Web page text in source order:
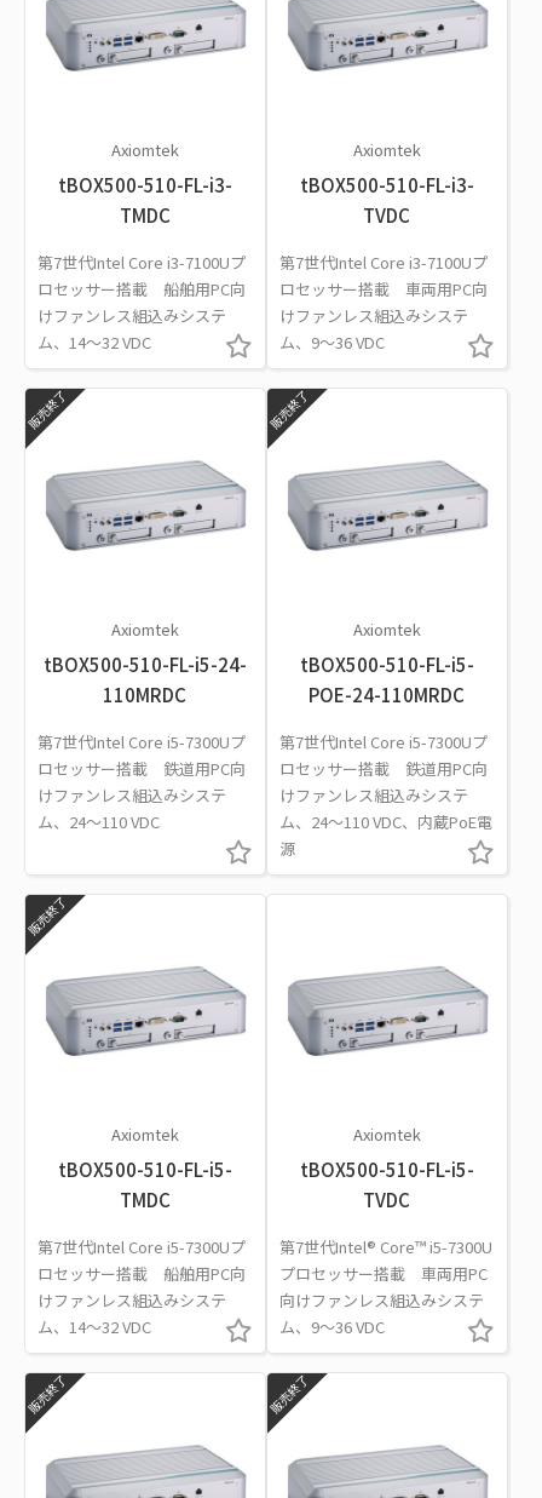
Axiomtek
tBOX500-510-FL-i3-
TMDC
第7世代Intel Core i3-7100Uプ
ロセッサー搭載 船舶用PC向
けファンレス組込みシステ
ム、14～32 VDC
Axiomtek
tBOX500-510-FL-i3-
TVDC
第7世代Intel Core i3-7100Uプ
ロセッサー搭載 車両用PC向
けファンレス組込みシステ
ム、9～36 VDC
販売終了
Axiomtek
tBOX500-510-FL-i5-24-
110MRDC
第7世代Intel Core i5-7300Uプ
ロセッサー搭載 鉄道用PC向
けファンレス組込みシステ
ム、24～110 VDC
販売終了
Axiomtek
tBOX500-510-FL-i5-
POE-24-110MRDC
第7世代Intel Core i5-7300Uプ
ロセッサー搭載 鉄道用PC向
けファンレス組込みシステ
ム、24～110 VDC、内蔵PoE電
源
販売終了
Axiomtek
tBOX500-510-FL-i5-
TMDC
第7世代Intel Core i5-7300Uプ
ロセッサー搭載 船舶用PC向
けファンレス組込みシステ
ム、14～32 VDC
Axiomtek
tBOX500-510-FL-i5-
TVDC
第7世代Intel® Core™ i5-7300U
プロセッサー搭載 車両用PC
向けファンレス組込みシステ
ム、9～36 VDC
販売終了 販売終了